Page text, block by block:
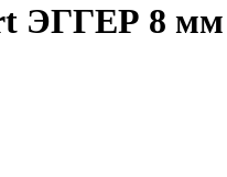
ЭГГЕР 8 мм